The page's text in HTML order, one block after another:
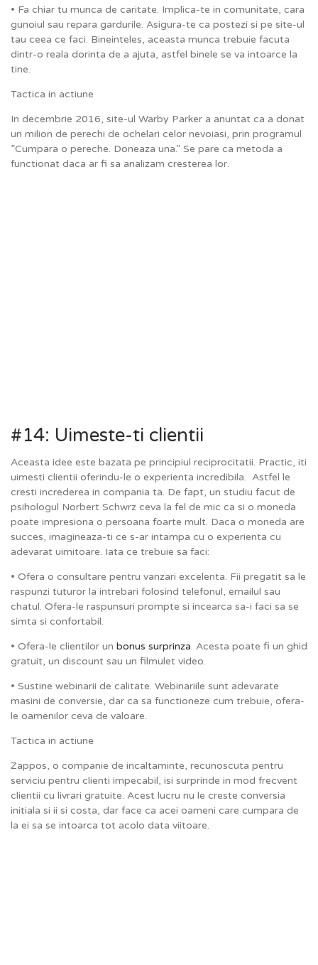
• Fa chiar tu munca de caritate. Implica-te in comunitate, cara
gunoiul sau repara gardurile. Asigura-te ca postezi si pe site-ul
tau ceea ce faci. Bineinteles, aceasta munca trebuie facuta
dintr-o reala dorinta de a ajuta, astfel binele se va intoarce la
tine.
Tactica in actiune
In decembrie 2016, site-ul Warby Parker a anuntat ca a donat
un milion de perechi de ochelari celor nevoiasi, prin programul
”Cumpara o pereche. Doneaza una.” Se pare ca metoda a
functionat daca ar fi sa analizam cresterea lor.
#14: Uimeste-ti clientii
Aceasta idee este bazata pe principiul reciprocitatii. Practic, iti
uimesti clientii oferindu-le o experienta incredibila. Astfel le
cresti increderea in compania ta. De fapt, un studiu facut de
psihologul Norbert Schwrz ceva la fel de mic ca si o moneda
poate impresiona o persoana foarte mult. Daca o moneda are
succes, imagineaza-ti ce s-ar intampa cu o experienta cu
adevarat uimitoare. Iata ce trebuie sa faci:
• Ofera o consultare pentru vanzari excelenta. Fii pregatit sa le
raspunzi tuturor la intrebari folosind telefonul, emailul sau
chatul. Ofera-le raspunsuri prompte si incearca sa-i faci sa se
simta si confortabil.
• Ofera-le clientilor un bonus surprinza. Acesta poate fi un ghid
gratuit, un discount sau un filmulet video.
• Sustine webinarii de calitate. Webinariile sunt adevarate
masini de conversie, dar ca sa functioneze cum trebuie, ofera-
le oamenilor ceva de valoare.
Tactica in actiune
Zappos, o companie de incaltaminte, recunoscuta pentru
serviciu pentru clienti impecabil, isi surprinde in mod frecvent
clientii cu livrari gratuite. Acest lucru nu le creste conversia
initiala si ii si costa, dar face ca acei oameni care cumpara de
la ei sa se intoarca tot acolo data viitoare.